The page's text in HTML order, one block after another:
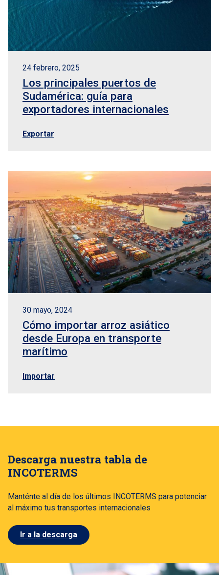
24 febrero, 2025
Los principales puertos de
Sudamérica: guía para
exportadores internacionales
Exportar
30 mayo, 2024
Cómo importar arroz asiático
desde Europa en transporte
marítimo
Importar
Descarga nuestra tabla de
INCOTERMS
Manténte al día de los últimos INCOTERMS para potenciar
al máximo tus transportes internacionales
Ir a la descarga